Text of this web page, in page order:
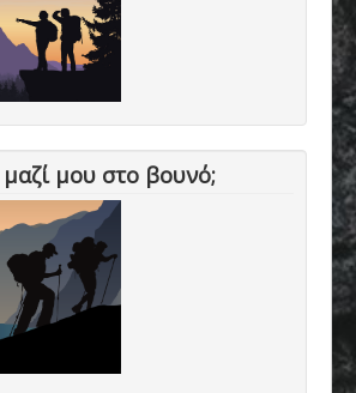
μου στο βουνό;